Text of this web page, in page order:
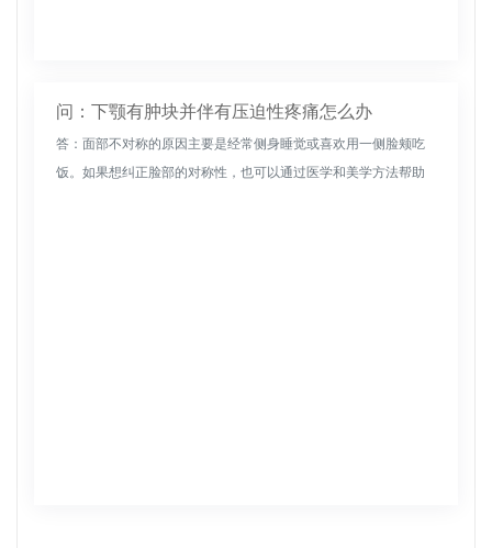
问：下颚有肿块并伴有压迫性疼痛怎么办
答：面部不对称的原因主要是经常侧身睡觉或喜欢用一侧脸颊吃
饭。如果想纠正脸部的对称性，也可以通过医学和美学方法帮助